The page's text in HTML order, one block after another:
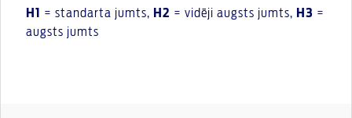
H1 = standarta jumts, H2 = vidēji augsts jumts, H3 =
augsts jumts